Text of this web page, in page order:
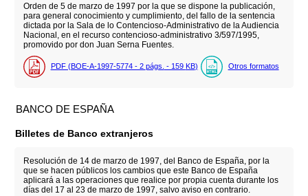
Orden de 5 de marzo de 1997 por la que se dispone la publicación,
para general conocimiento y cumplimiento, del fallo de la sentencia
dictada por la Sala de lo Contencioso-Administrativo de la Audiencia
Nacional, en el recurso contencioso-administrativo 3/597/1995,
promovido por don Juan Serna Fuentes.
PDF (BOE-A-1997-5774 - 2 págs. - 159 KB) Otros formatos
BANCO DE ESPAÑA
Billetes de Banco extranjeros
Resolución de 14 de marzo de 1997, del Banco de España, por la
que se hacen públicos los cambios que este Banco de España
aplicará a las operaciones que realice por propia cuenta durante los
días del 17 al 23 de marzo de 1997, salvo aviso en contrario.